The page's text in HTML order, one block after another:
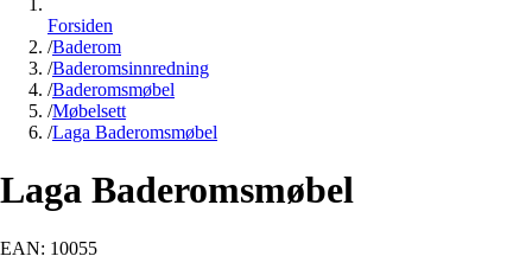
Forsiden
/Baderom
/Baderomsinnredning
/Baderomsmøbel
/Møbelsett
/Laga Baderomsmøbel
Laga Baderomsmøbel
EAN: 10055